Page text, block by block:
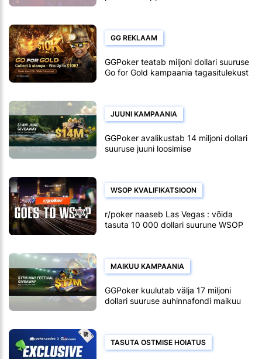
GG REKLAAM
GGPoker teatab miljoni dollari suuruse
Go for Gold kampaania tagasitulekust
JUUNI KAMPAANIA
GGPoker avalikustab 14 miljoni dollari
suuruse juuni loosimise
WSOP KVALIFIKATSIOON
r/poker naaseb Las Vegas : võida
tasuta 10 000 dollari suurune WSOP
MAIKUU KAMPAANIA
GGPoker kuulutab välja 17 miljoni
dollari suuruse auhinnafondi maikuu
TASUTA OSTMISE HOIATUS